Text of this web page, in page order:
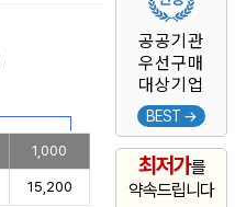
공공기관
우선구매
대상기업
BEST →
최저가를
약속드립니다
1,000
15,200